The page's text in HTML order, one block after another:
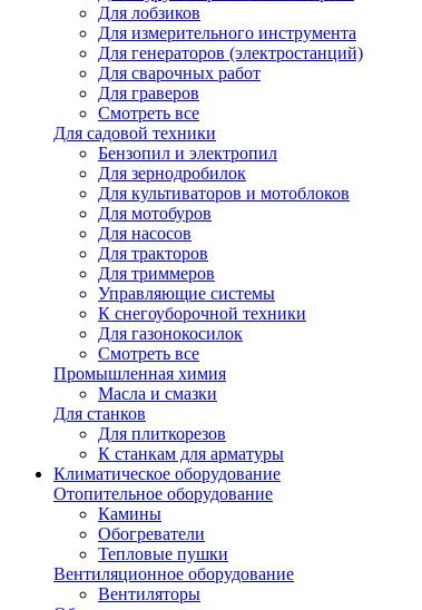
Для лобзиков
Для измерительного инструмента
Для генераторов (электростанций)
Для сварочных работ
Для граверов
Смотреть все
Для садовой техники
Бензопил и электропил
Для зернодробилок
Для культиваторов и мотоблоков
Для мотобуров
Для насосов
Для тракторов
Для триммеров
Управляющие системы
К снегоуборочной техники
Для газонокосилок
Смотреть все
Промышленная химия
Масла и смазки
Для станков
Для плиткорезов
К станкам для арматуры
Климатическое оборудование
Отопительное оборудование
Камины
Обогреватели
Тепловые пушки
Вентиляционное оборудование
Вентиляторы